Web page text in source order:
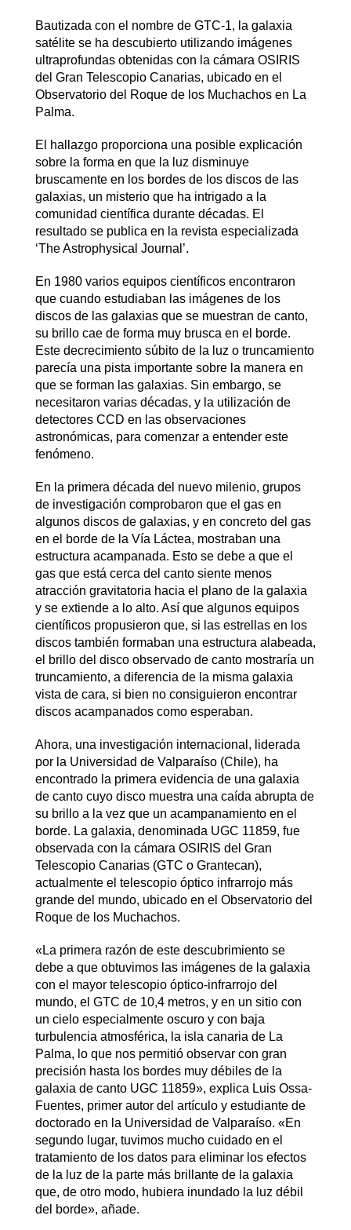
Bautizada con el nombre de GTC-1, la galaxia
satélite se ha descubierto utilizando imágenes
ultraprofundas obtenidas con la cámara OSIRIS
del Gran Telescopio Canarias, ubicado en el
Observatorio del Roque de los Muchachos en La
Palma.
El hallazgo proporciona una posible explicación
sobre la forma en que la luz disminuye
bruscamente en los bordes de los discos de las
galaxias, un misterio que ha intrigado a la
comunidad científica durante décadas. El
resultado se publica en la revista especializada
‘The Astrophysical Journal’.
En 1980 varios equipos científicos encontraron
que cuando estudiaban las imágenes de los
discos de las galaxias que se muestran de canto,
su brillo cae de forma muy brusca en el borde.
Este decrecimiento súbito de la luz o truncamiento
parecía una pista importante sobre la manera en
que se forman las galaxias. Sin embargo, se
necesitaron varias décadas, y la utilización de
detectores CCD en las observaciones
astronómicas, para comenzar a entender este
fenómeno.
En la primera década del nuevo milenio, grupos
de investigación comprobaron que el gas en
algunos discos de galaxias, y en concreto del gas
en el borde de la Vía Láctea, mostraban una
estructura acampanada. Esto se debe a que el
gas que está cerca del canto siente menos
atracción gravitatoria hacia el plano de la galaxia
y se extiende a lo alto. Así que algunos equipos
científicos propusieron que, si las estrellas en los
discos también formaban una estructura alabeada,
el brillo del disco observado de canto mostraría un
truncamiento, a diferencia de la misma galaxia
vista de cara, si bien no consiguieron encontrar
discos acampanados como esperaban.
Ahora, una investigación internacional, liderada
por la Universidad de Valparaíso (Chile), ha
encontrado la primera evidencia de una galaxia
de canto cuyo disco muestra una caída abrupta de
su brillo a la vez que un acampanamiento en el
borde. La galaxia, denominada UGC 11859, fue
observada con la cámara OSIRIS del Gran
Telescopio Canarias (GTC o Grantecan),
actualmente el telescopio óptico infrarrojo más
grande del mundo, ubicado en el Observatorio del
Roque de los Muchachos.
«La primera razón de este descubrimiento se
debe a que obtuvimos las imágenes de la galaxia
con el mayor telescopio óptico-infrarrojo del
mundo, el GTC de 10,4 metros, y en un sitio con
un cielo especialmente oscuro y con baja
turbulencia atmosférica, la isla canaria de La
Palma, lo que nos permitió observar con gran
precisión hasta los bordes muy débiles de la
galaxia de canto UGC 11859», explica Luis Ossa-
Fuentes, primer autor del artículo y estudiante de
doctorado en la Universidad de Valparaíso. «En
segundo lugar, tuvimos mucho cuidado en el
tratamiento de los datos para eliminar los efectos
de la luz de la parte más brillante de la galaxia
que, de otro modo, hubiera inundado la luz débil
del borde», añade.